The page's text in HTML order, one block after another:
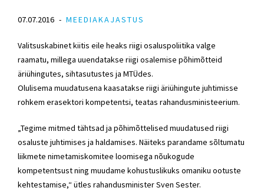
07.07.2016 MEEDIAKAJASTUS
Valitsuskabinet kiitis eile heaks riigi osaluspoliitika valge
raamatu, millega uuendatakse riigi osalemise põhimõtteid
äriühingutes, sihtasutustes ja MTÜdes.
Olulisema muudatusena kaasatakse riigi äriühingute juhtimisse
rohkem erasektori kompetentsi, teatas rahandusministeerium.
„Tegime mitmed tähtsad ja põhimõttelised muudatused riigi
osaluste juhtimises ja haldamises. Näiteks parandame sõltumatu
liikmete nimetamiskomitee loomisega nõukogude
kompetentsust ning muudame kohustuslikuks omaniku ootuste
kehtestamise,“ ütles rahandusminister Sven Sester.